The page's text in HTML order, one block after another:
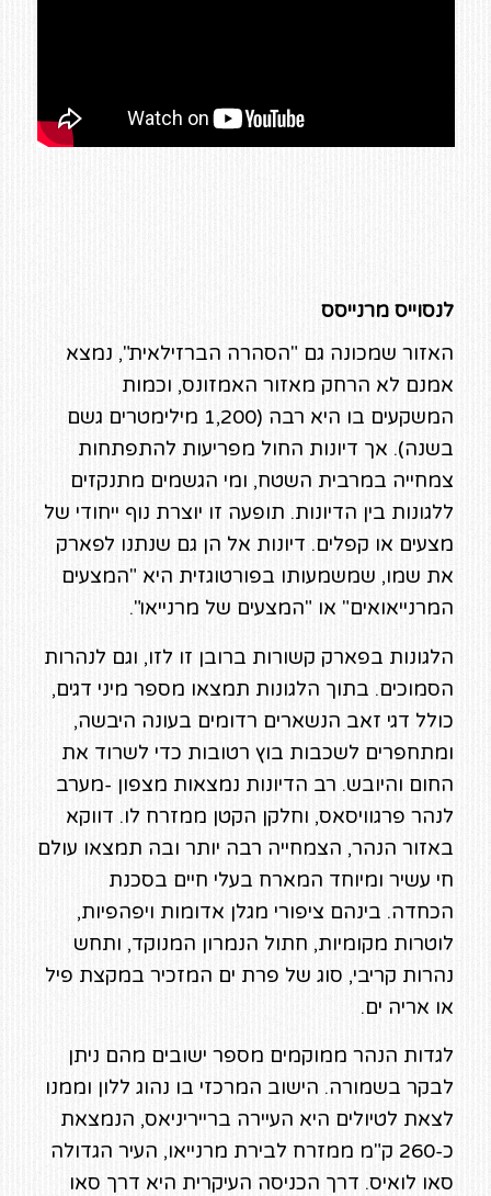
לנסוייס מרנייסס
האזור שמכונה גם "הסהרה הברזילאית", נמצא
אמנם לא הרחק מאזור האמזונס, וכמות
המשקעים בו היא רבה (1,200 מילימטרים גשם
בשנה). אך דיונות החול מפריעות להתפתחות
צמחייה במרבית השטח, ומי הגשמים מתנקזים
ללגונות בין הדיונות. תופעה זו יוצרת נוף ייחודי של
מצעים או קפלים. דיונות אל הן גם שנתנו לפארק
את שמו, שמשמעותו בפורטוגזית היא "המצעים
המרנייאואים" או "המצעים של מרנייאו".
הלגונות בפארק קשורות ברובן זו לזו, וגם לנהרות
הסמוכים. בתוך הלגונות תמצאו מספר מיני דגים,
כולל דגי זאב הנשארים רדומים בעונה היבשה,
ומתחפרים לשכבות בוץ רטובות כדי לשרוד את
החום והיובש. רב הדיונות נמצאות מצפון -מערב
לנהר פרגוויסאס, וחלקן הקטן ממזרח לו. דווקא
באזור הנהר, הצמחייה רבה יותר ובה תמצאו עולם
חי עשיר ומיוחד המארח בעלי חיים בסכנת
הכחדה. בינהם ציפורי מגלן אדומות ויפהפיות,
לוטרות מקומיות, חתול הנמרון המנוקד, ותחש
נהרות קריבי, סוג של פרת ים המזכיר במקצת פיל
או אריה ים.
לגדות הנהר ממוקמים מספר ישובים מהם ניתן
לבקר בשמורה. הישוב המרכזי בו נהוג ללון וממנו
לצאת לטיולים היא העיירה ברייריניאס, הנמצאת
כ-260 ק"מ ממזרח לבירת מרנייאו, העיר הגדולה
סאו לואיס. דרך הכניסה העיקרית היא דרך סאו